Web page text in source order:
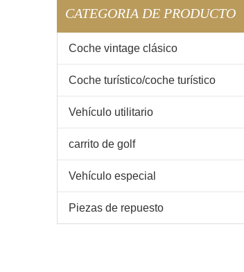
CATEGORIA DE PRODUCTO
Coche vintage clásico
Coche turístico/coche turístico
Vehículo utilitario
carrito de golf
Vehículo especial
Piezas de repuesto